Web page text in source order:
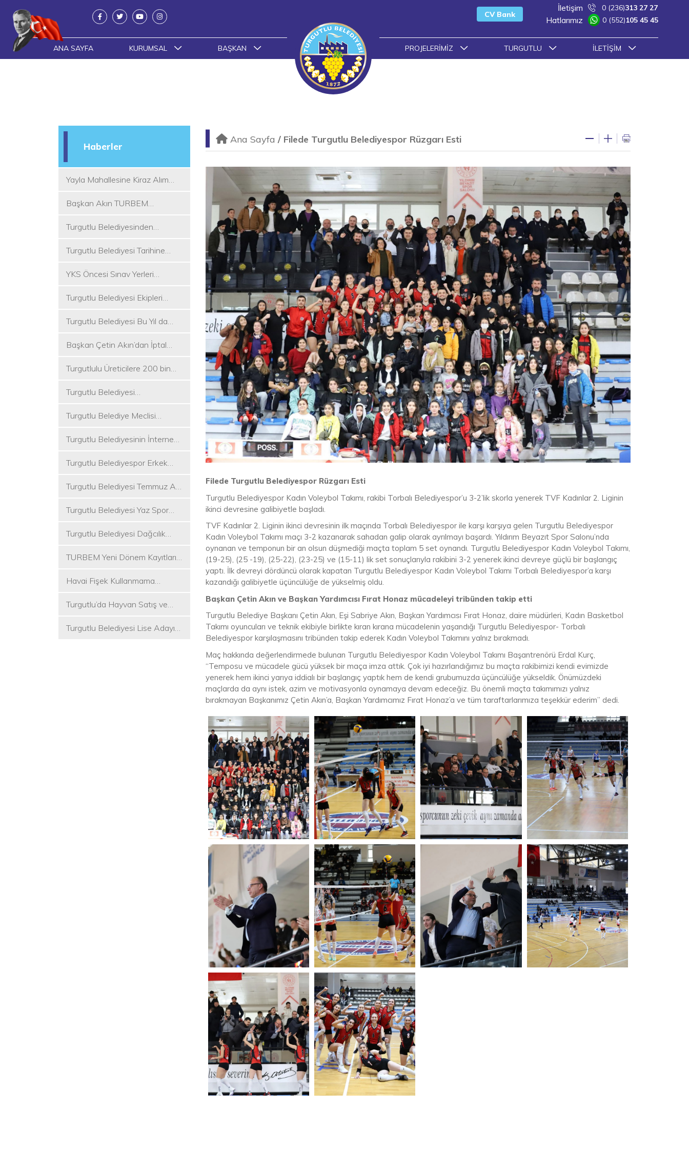
ANA SAYFA KURUMSAL BAŞKAN PROJELERIMIZ TURGUTLU İLETIŞIM
CV Bank
İletişim 0 (236)313 27 27
Hatlarımız 0 (552)105 45 45
Haberler
Yayla Mahallesine Kiraz Alım
Başkan Akın TURBEM
Turgutlu Belediyesinden
Mesai
Turgutlu Belediyesi Tarihine
YKS Öncesi Sınav Yerleri
Turgutlu Belediyesi Ekipleri
Hizmete Devam Ediyor
Turgutlu Belediyesi Bu Yıl da
Kuracak
Başkan Çetin Akın’dan İptal
Turgutlulu Üreticilere 200 bin
Turgutlu Belediyesi
Turgutlu Belediye Meclisi
Turgutlu Belediyesinin İnternet
Turgutlu Belediyespor Erkek
Turgutlu Belediyesi Temmuz Ayı
Turgutlu Belediyesi Yaz Spor
Turgutlu Belediyesi Dağcılık
Düzenledi
TURBEM Yeni Dönem Kayıtları
Havai Fişek Kullanmama
Akın Oldu
Turgutlu’da Hayvan Satış ve
Turgutlu Belediyesi Lise Adayı
Ana Sayfa / Filede Turgutlu Belediyespor Rüzgarı Esti
Filede Turgutlu Belediyespor Rüzgarı Esti
Turgutlu Belediyespor Kadın Voleybol Takımı, rakibi Torbalı Belediyespor’u 3-2’lik skorla yenerek TVF Kadınlar 2. Liginin
ikinci devresine galibiyetle başladı.
TVF Kadınlar 2. Liginin ikinci devresinin ilk maçında Torbalı Belediyespor ile karşı karşıya gelen Turgutlu Belediyespor
Kadın Voleybol Takımı maçı 3-2 kazanarak sahadan galip olarak ayrılmayı başardı. Yıldırım Beyazıt Spor Salonu’nda
oynanan ve temponun bir an olsun düşmediği maçta toplam 5 set oynandı. Turgutlu Belediyespor Kadın Voleybol Takımı,
(19-25), (25 -19), (25-22), (23-25) ve (15-11) lik set sonuçlarıyla rakibini 3-2 yenerek ikinci devreye güçlü bir başlangıç
yaptı. İlk devreyi dördüncü olarak kapatan Turgutlu Belediyespor Kadın Voleybol Takımı Torbalı Belediyespor’a karşı
kazandığı galibiyetle üçüncülüğe de yükselmiş oldu.
Başkan Çetin Akın ve Başkan Yardımcısı Fırat Honaz mücadeleyi tribünden takip etti
Turgutlu Belediye Başkanı Çetin Akın, Eşi Sabriye Akın, Başkan Yardımcısı Fırat Honaz, daire müdürleri, Kadın Basketbol
Takımı oyuncuları ve teknik ekibiyle birlikte kıran kırana mücadelenin yaşandığı Turgutlu Belediyespor- Torbalı
Belediyespor karşılaşmasını tribünden takip ederek Kadın Voleybol Takımını yalnız bırakmadı.
Maç hakkında değerlendirmede bulunan Turgutlu Belediyespor Kadın Voleybol Takımı Başantrenörü Erdal Kurç,
“Temposu ve mücadele gücü yüksek bir maça imza attık. Çok iyi hazırlandığımız bu maçta rakibimizi kendi evimizde
yenerek hem ikinci yarıya iddialı bir başlangıç yaptık hem de kendi grubumuzda üçüncülüğe yükseldik. Önümüzdeki
maçlarda da aynı istek, azim ve motivasyonla oynamaya devam edeceğiz. Bu önemli maçta takımımızı yalnız
bırakmayan Başkanımız Çetin Akın’a, Başkan Yardımcımız Fırat Honaz’a ve tüm taraftarlarımıza teşekkür ederim” dedi.